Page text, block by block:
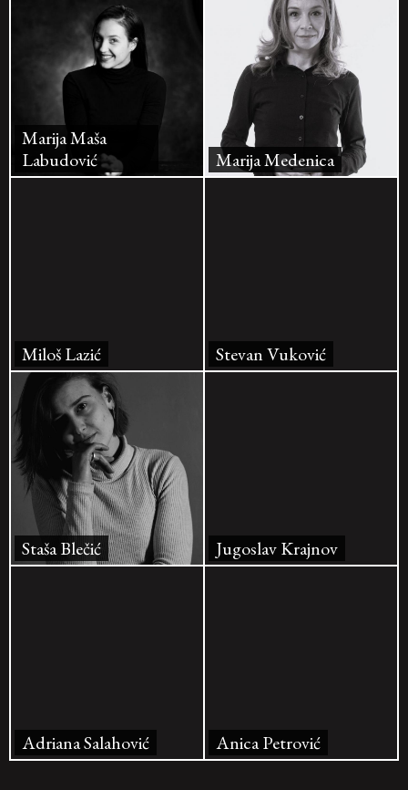
Marija Maša
Labudović
Marija Medenica
Miloš Lazić Stevan Vuković
Staša Blečić Jugoslav Krajnov
Adriana Salahović Anica Petrović